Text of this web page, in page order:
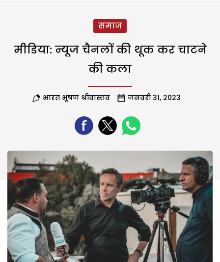
समाज
मीडिया: न्यूज चैनलों की थूक कर चाटने
की कला
भारत भूषण श्रीवास्तव जनवरी 31, 2023